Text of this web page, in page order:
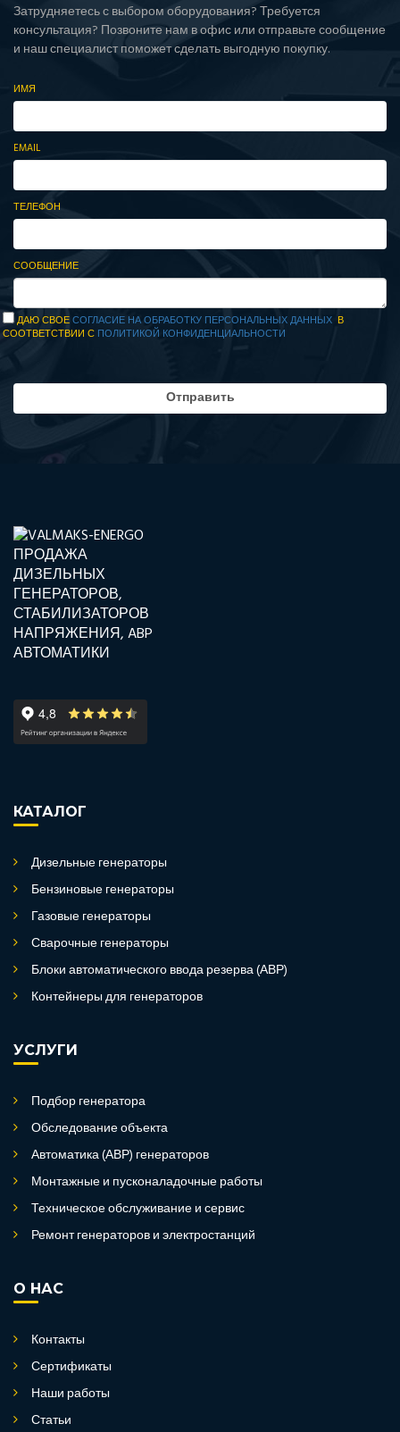
Затрудняетесь с выбором оборудования? Требуется
консультация? Позвоните нам в офис или отправьте сообщение
и наш специалист поможет сделать выгодную покупку.
ИМЯ
EMAIL
ТЕЛЕФОН
СООБЩЕНИЕ
ДАЮ СВОЕСОГЛАСИЕ НА ОБРАБОТКУ ПЕРСОНАЛЬНЫХ ДАННЫХ В
СООТВЕТСТВИИ С ПОЛИТИКОЙ КОНФИДЕНЦИАЛЬНОСТИ
КАТАЛОГ
Дизельные генераторы
Бензиновые генераторы
Газовые генераторы
Сварочные генераторы
Блоки автоматического ввода резерва (АВР)
Контейнеры для генераторов
УСЛУГИ
Подбор генератора
Обследование объекта
Автоматика (АВР) генераторов
Монтажные и пусконаладочные работы
Техническое обслуживание и сервис
Ремонт генераторов и электростанций
О НАС
Контакты
Сертификаты
Наши работы
Статьи